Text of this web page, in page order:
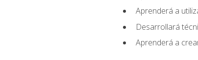
Aprenderá a
Desarrollará
Aprenderá a